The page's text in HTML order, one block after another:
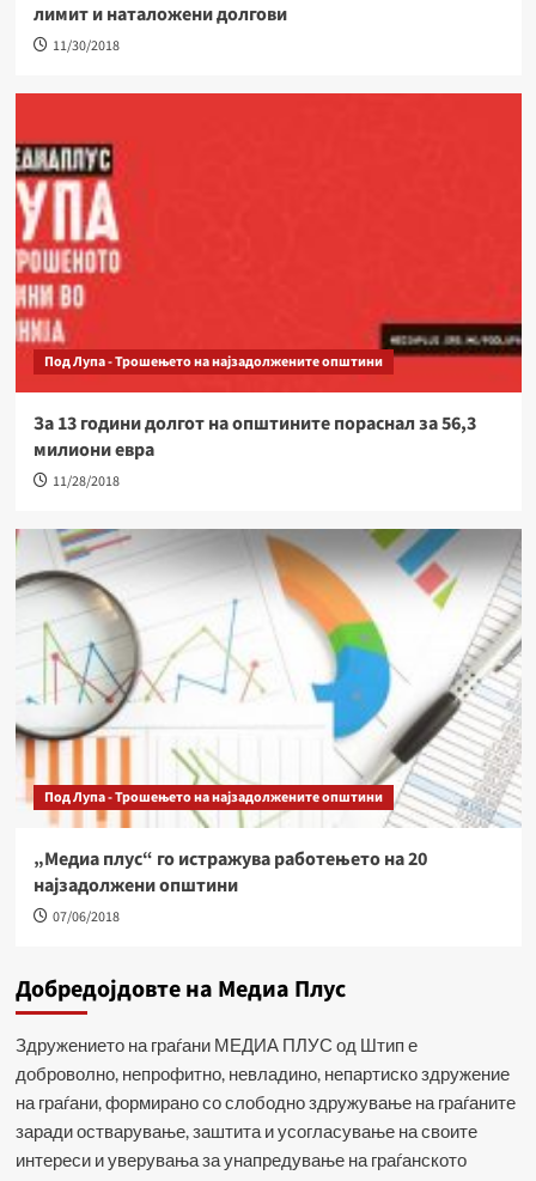
лимит и наталожени долгови
11/30/2018
Под Лупа - Трошењето на најзадолжените општини
За 13 години долгот на општините пораснал за 56,3
милиони евра
11/28/2018
Под Лупа - Трошењето на најзадолжените општини
„Медиа плус“ го истражува работењето на 20
најзадолжени општини
07/06/2018
Добредојдовте на Медиа Плус
Здружението на граѓани МЕДИА ПЛУС од Штип е
доброволно, непрофитно, невладино, непартиско здружение
на граѓани, формирано со слободно здружување на граѓаните
заради остварување, заштита и усогласување на своите
интереси и уверувања за унапредување на граѓанското